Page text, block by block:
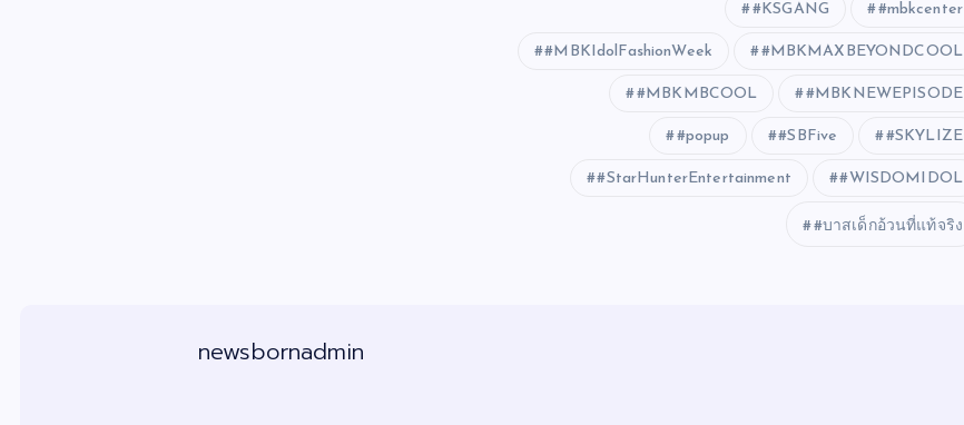
#KSGANG #mbkcenter
#MBKIdolFashionWeek #MBKMAXBEYONDCOOL
#MBKMBCOOL #MBKNEWEPISODE
#popup #SBFive #SKYLIZE
#StarHunterEntertainment #WISDOMIDOL
#บาสเด็กอ้วนที่แท้จริง
newsbornadmin